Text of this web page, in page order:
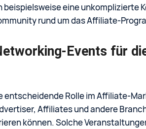
eine unkomplizierte
rund um das Affiliate-
Events für
entscheidende Rolle im Affiliate-
Affiliates und andere
können. Solche